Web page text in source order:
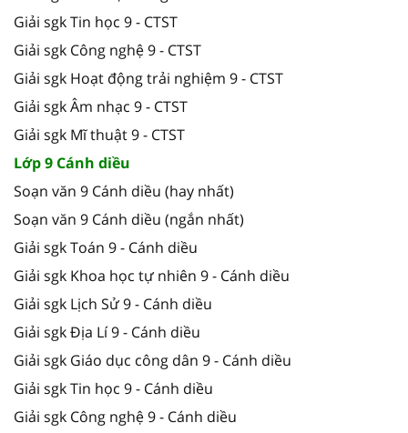
Giải sgk Tin học 9 - CTST
Giải sgk Công nghệ 9 - CTST
Giải sgk Hoạt động trải nghiệm 9 - CTST
Giải sgk Âm nhạc 9 - CTST
Giải sgk Mĩ thuật 9 - CTST
Lớp 9 Cánh diều
Soạn văn 9 Cánh diều (hay nhất)
Soạn văn 9 Cánh diều (ngắn nhất)
Giải sgk Toán 9 - Cánh diều
Giải sgk Khoa học tự nhiên 9 - Cánh diều
Giải sgk Lịch Sử 9 - Cánh diều
Giải sgk Địa Lí 9 - Cánh diều
Giải sgk Giáo dục công dân 9 - Cánh diều
Giải sgk Tin học 9 - Cánh diều
Giải sgk Công nghệ 9 - Cánh diều